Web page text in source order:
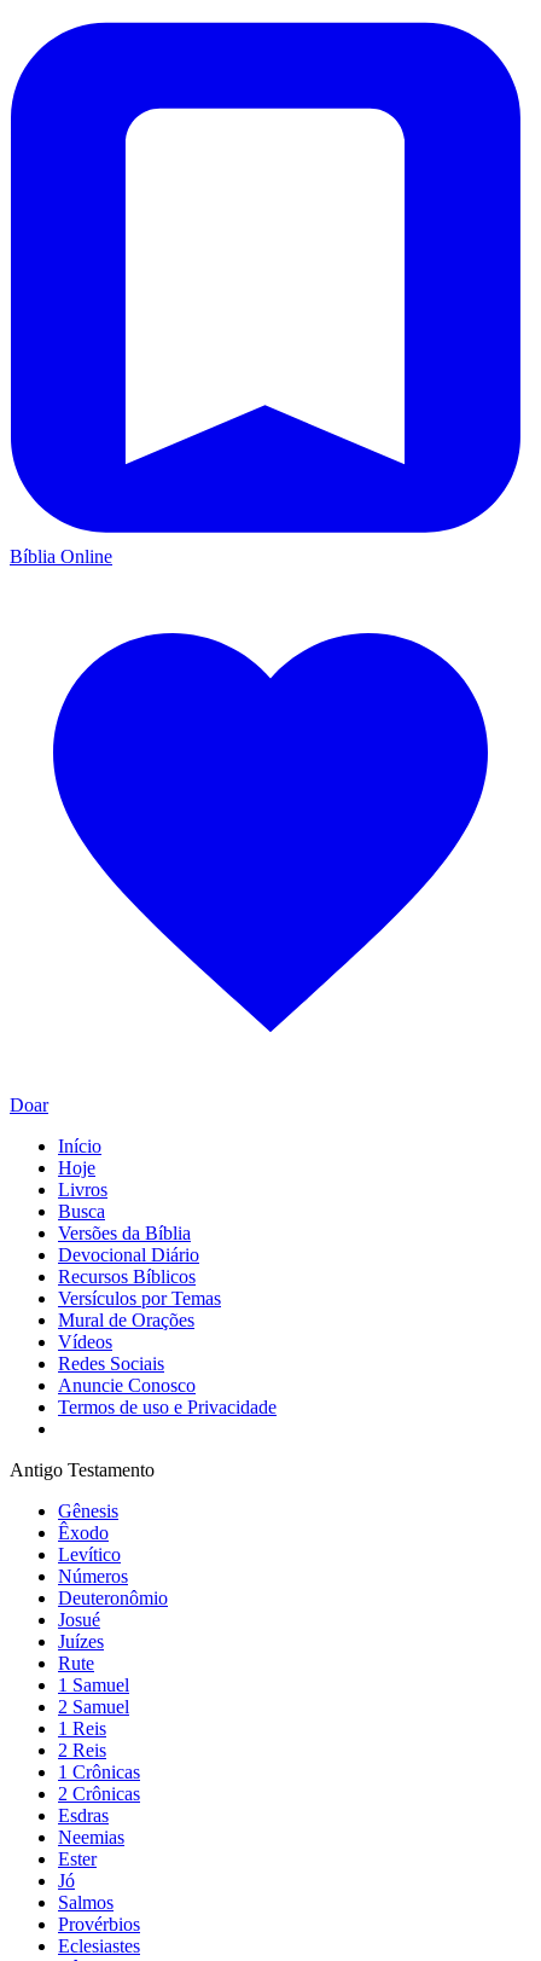
Bíblia Online
Doar
Início
Hoje
Livros
Busca
Versões da Bíblia
Devocional Diário
Recursos Bíblicos
Versículos por Temas
Mural de Orações
Vídeos
Redes Sociais
Anuncie Conosco
Termos de uso e Privacidade
Antigo Testamento
Gênesis
Êxodo
Levítico
Números
Deuteronômio
Josué
Juízes
Rute
1 Samuel
2 Samuel
1 Reis
2 Reis
1 Crônicas
2 Crônicas
Esdras
Neemias
Ester
Jó
Salmos
Provérbios
Eclesiastes